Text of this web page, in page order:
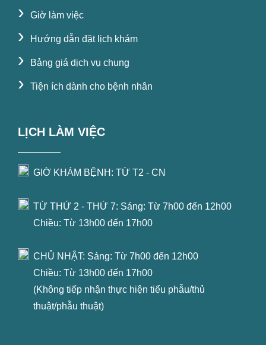
› Giờ làm việc
› Hướng dẫn đặt lịch khám
› Bảng giá dịch vụ chung
› Tiện ích dành cho bệnh nhân
LỊCH LÀM VIỆC
GIỜ KHÁM BỆNH: TỪ T2 - CN
TỪ THỨ 2 - THỨ 7: Sáng: Từ 7h00 đến 12h00
Chiều: Từ 13h00 đến 17h00
CHỦ NHẬT: Sáng: Từ 7h00 đến 12h00
Chiều: Từ 13h00 đến 17h00
(Không tiếp nhận thực hiện tiểu phẫu/thủ
thuật/phẫu thuật)